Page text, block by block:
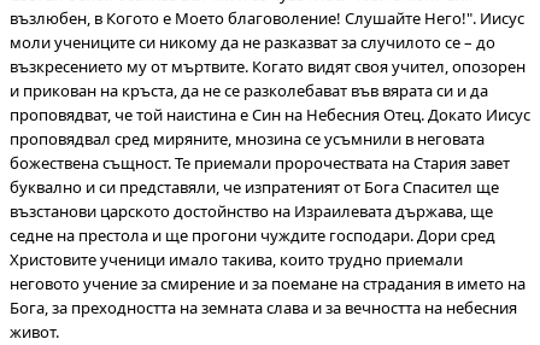
възлюбен, в Когото е Моето благоволение! Слушайте Него!". Иисус
моли учениците си никому да не разказват за случилото се – до
възкресението му от мъртвите. Когато видят своя учител, опозорен
и прикован на кръста, да не се разколебават във вярата си и да
проповядват, че той наистина е Син на Небесния Отец. Докато Иисус
проповядвал сред миряните, мнозина се усъмнили в неговата
божествена същност. Те приемали пророчествата на Стария завет
буквално и си представяли, че изпратеният от Бога Спасител ще
възстанови царското достойнство на Израилевата държава, ще
седне на престола и ще прогони чуждите господари. Дори сред
Христовите ученици имало такива, които трудно приемали
неговото учение за смирение и за поемане на страдания в името на
Бога, за преходността на земната слава и за вечността на небесния
живот.